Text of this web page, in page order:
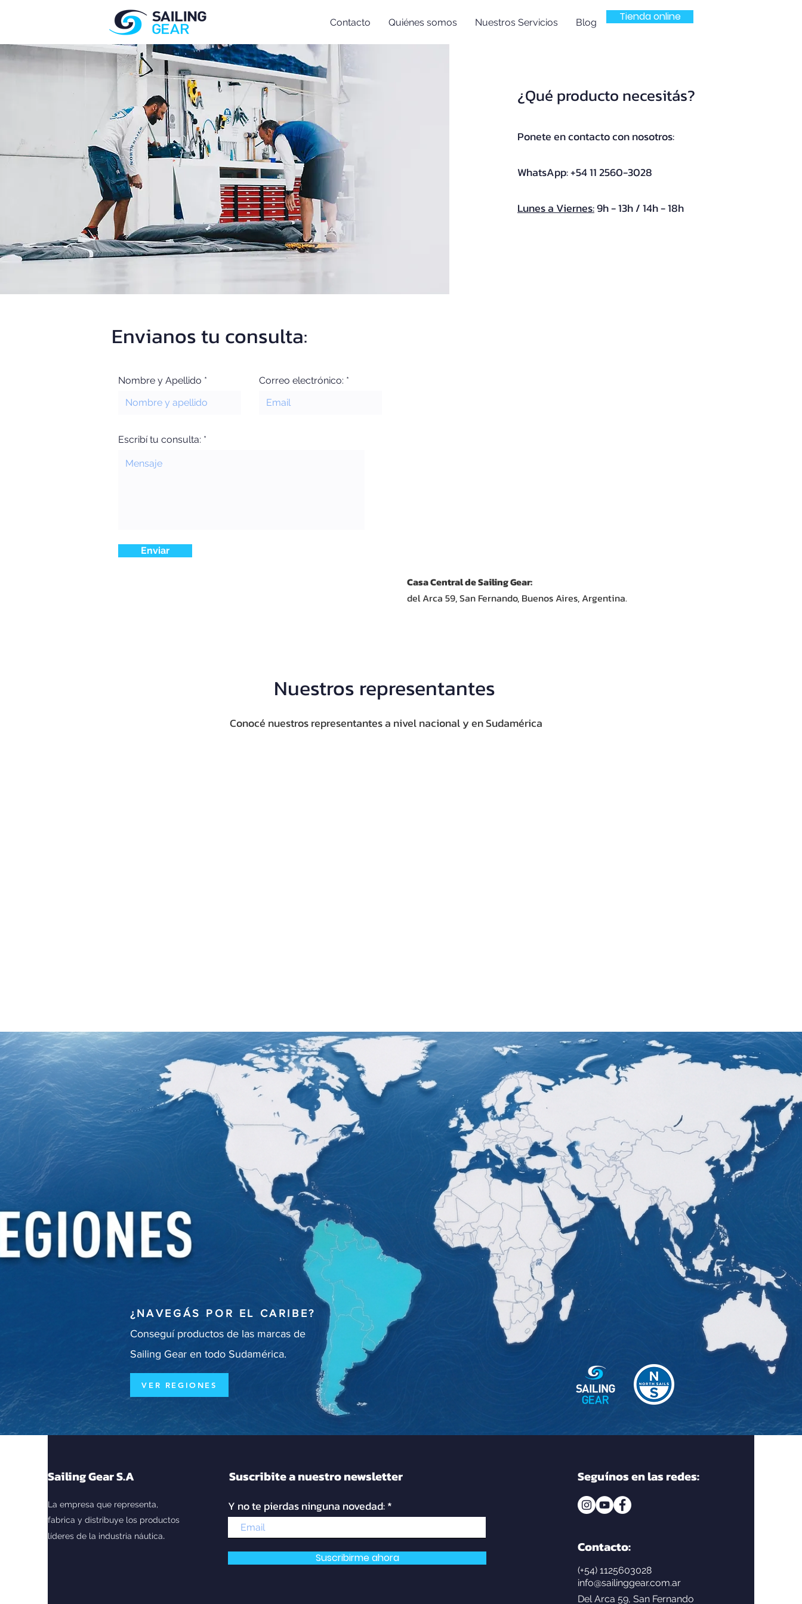
Contacto Quiénes somos Nuestros Servicios Blog Tienda online
¿Qué producto necesitás?
Ponete en contacto con nosotros:
WhatsApp: +54 11 2560-3028
Lunes a Viernes:9h - 13h / 14h - 18h
Envianos tu consulta:
Nombre y Apellido Correo electrónico:
Escribí tu consulta:
Enviar
Casa Central de Sailing Gear:
del Arca 59, San Fernando, Buenos Aires, Argentina.
Nuestros representantes
Conocé nuestros representantes a nivel nacional y en Sudamérica
¿NAVEGÁS POR EL CARIBE?
Conseguí productos de las marcas de
Sailing Gear en todo Sudamérica.
VER REGIONES
Sailing Gear S.A
La empresa que representa,
fabrica y distribuye los productos
líderes de la industria náutica.
Suscribite a nuestro newsletter
Y no te pierdas ninguna novedad:
Suscribirme ahora
Seguínos en las redes:
Contacto:
(+54) 1125603028
info@sailinggear.com.ar
Del Arca 59, San Fernando